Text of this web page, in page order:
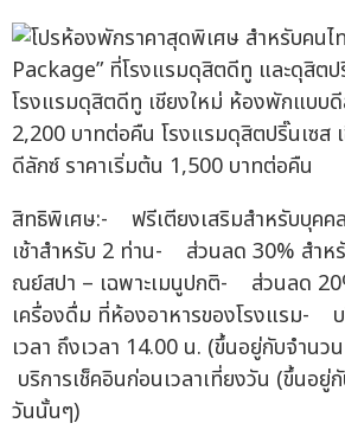
โรงแรมดุสิตดีทู เชียงใหม่ ห้องพักแบบดี
2,200 บาทต่อคืน โรงแรมดุสิตปริ๊นเซส
ดีลักซ์ ราคาเริ่มต้น 1,500 บาทต่อคืน
สิทธิพิเศษ:- ฟรีเตียงเสริมสำหรับบุค
เช้าสำหรับ 2 ท่าน- ส่วนลด 30% สำห
ณย์สปา – เฉพาะเมนูปกติ- ส่วนลด
เครื่องดื่ม ที่ห้องอาหารของโรงแรม- บ
เวลา ถึงเวลา 14.00 น. (ขึ้นอยู่กับจำนว
บริการเช็คอินก่อนเวลาเที่ยงวัน (ขึ้นอยู่
วันนั้นๆ)